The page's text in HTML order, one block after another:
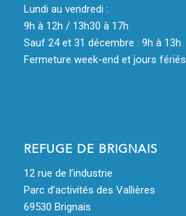
Lundi au vendredi :
9h à 12h / 13h30 à 17h
Sauf 24 et 31 décembre : 9h à 13h
Fermeture week-end et jours fériés
REFUGE DE BRIGNAIS
12 rue de l’industrie
Parc d’activités des Vallières
69530 Brignais